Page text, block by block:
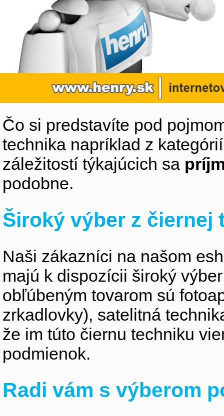
Čo si predstavíte pod
technika napríklad z
záležitostí týkajúcich sa
podobne.
Široký výber z čiernej
Naši zákazníci na našom
majú k dispozícii široký
obľúbeným tovarom sú
zrkadlovky), satelitná
že im túto čiernu techniku
podmienok.
Radi vám s výberom